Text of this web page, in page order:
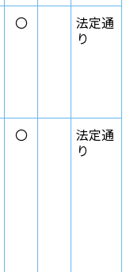
〇
法定通
り
〇
法定通
り